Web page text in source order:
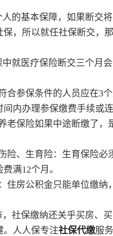
的基本保障，如果断交
，所以就任社保断交，
就医疗保险断交三个月
合参保条件的人员应在3
内办理参保缴费手续或
老保险如果中途断缴了
险、生育险：生育保险
满12个月。
住房公积金只能单位缴
社保缴纳还关乎买房、
。人人保专注社保代缴服